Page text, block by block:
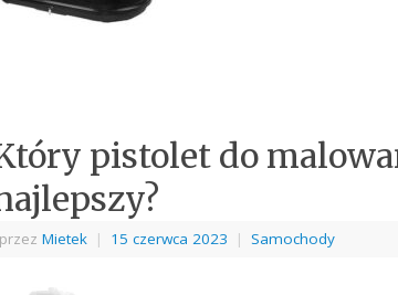
pistolet do
przez Mietek | 15 czerwca 2023 | Samochody